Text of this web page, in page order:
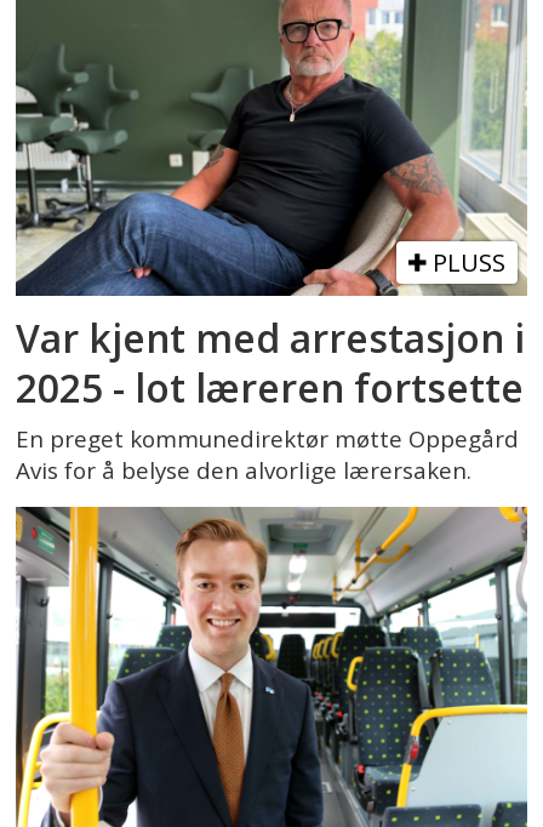
PLUSS
Var kjent med arrestasjon i
2025 - lot læreren fortsette
En preget kommunedirektør møtte Oppegård
Avis for å belyse den alvorlige lærersaken.